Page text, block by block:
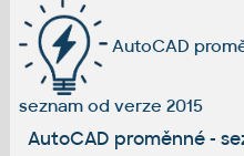
AutoCAD
seznam od verze 2015
AutoCAD proměnné -